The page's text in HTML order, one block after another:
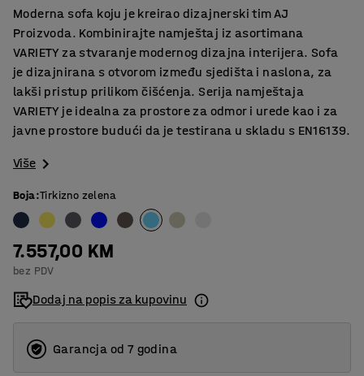
Moderna sofa koju je kreirao dizajnerski tim AJ
Proizvoda. Kombinirajte namještaj iz asortimana
VARIETY za stvaranje modernog dizajna interijera. Sofa
je dizajnirana s otvorom između sjedišta i naslona, za
lakši pristup prilikom čišćenja. Serija namještaja
VARIETY je idealna za prostore za odmor i urede kao i za
javne prostore budući da je testirana u skladu s EN16139.
Više
Boja:Tirkizno zelena
7.557,00 KM
bez PDV
Dodaj na popis za kupovinu
Garancja od 7 godina